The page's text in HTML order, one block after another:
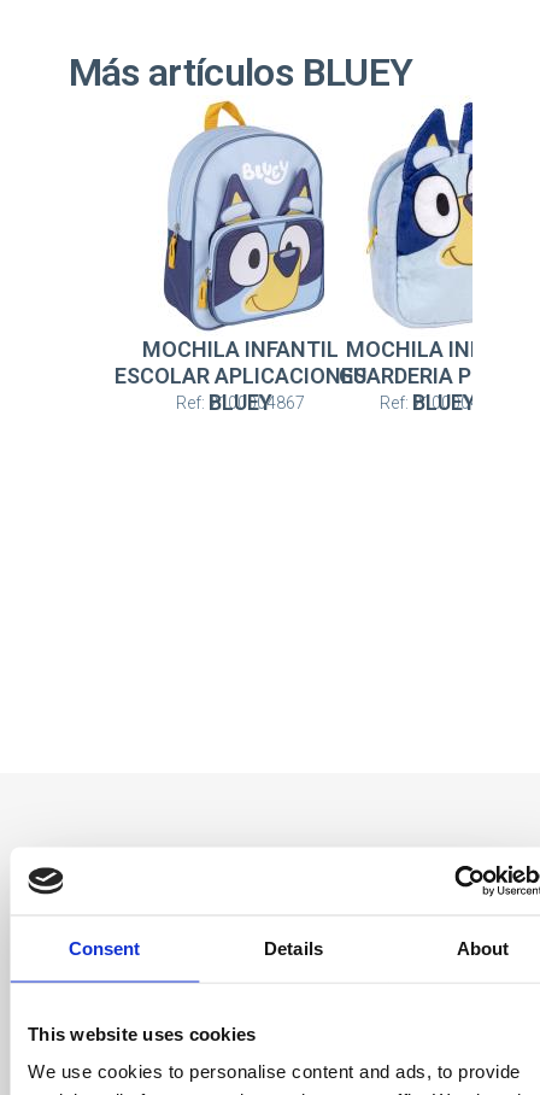
Consent Details About
This website uses cookies
We use cookies to personalise content and ads, to provide
Más artículos BLUEY
MOCHILA INFANTIL
ESCOLAR APLICACIONES
BLUEY
Ref: 2100004867
MOCHILA
GUARDERIA
BLUEY
Ref: 2100004866
Entérate antes
que nadie
Consigue ofertas especiales, información
sobre eventos, los últimos artículos del blog y
conoce antes que nadie las novedades del